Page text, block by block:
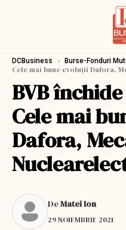
DCBusiness › Burse-Fonduri
Cele mai bune evoluții Dafora,
BVB
Cele mai
Dafora,
DeMatei Ion
29 NOIEMBRIE 2021